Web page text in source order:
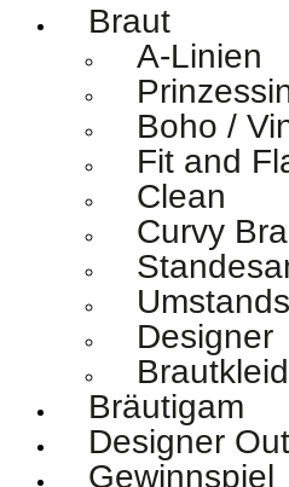
Braut
A-Linien
Boho /
Fit and
Clean
Curvy
Designer
Bräutigam
Designer
Gewinnspiel